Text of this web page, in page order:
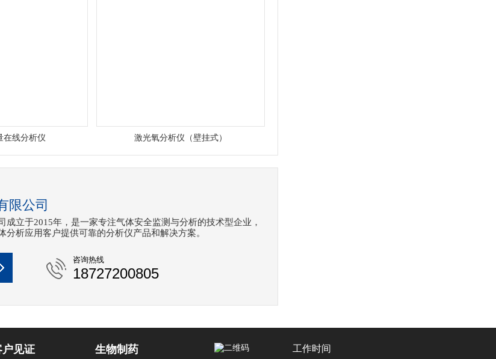
在线分析仪 激光氧分析仪（壁挂式）
限公司
成立于2015年，是一家专注气体安全监测与分析的技术型企业，
分析应用客户提供可靠的分析仪产品和解决方案。
咨询热线
18727200805
户见证 生物制药 工作时间